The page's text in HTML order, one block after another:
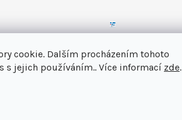
cookie. Dalším procházením tohoto
s jejich používáním.. Více informací zde.